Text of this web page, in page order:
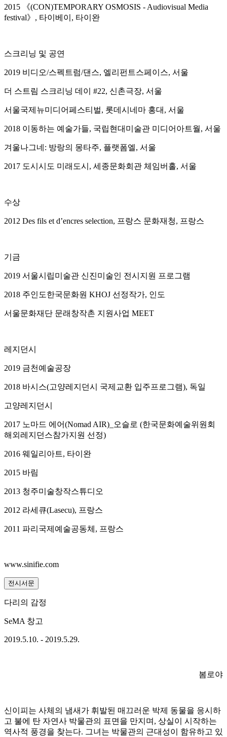
2015 《(CON)TEMPORARY OSMOSIS - Audiovisual Media
festival》, 타이베이, 타이완
스크리닝 및 공연
2019 비디오/스펙트럼/댄스, 엘리펀트스페이스, 서울
더 스트림 스크리닝 데이 #22, 신촌극장, 서울
서울국제뉴미디어페스티벌, 롯데시네마 홍대, 서울
2018 이동하는 예술가들, 국립현대미술관 미디어아트월, 서울
겨울나그네: 방랑의 몽타주, 플랫폼엘, 서울
2017 도시시도 미래도시, 세종문화회관 체임버홀, 서울
수상
2012 Des fils et d’encres selection, 프랑스 문화재청, 프랑스
기금
2019 서울시립미술관 신진미술인 전시지원 프로그램
2018 주인도한국문화원 KHOJ 선정작가, 인도
서울문화재단 문래창작촌 지원사업 MEET
레지던시
2019 금천예술공장
2018 바시스(고양레지던시 국제교환 입주프로그램), 독일
고양레지던시
2017 노마드 에어(Nomad AIR)_오슬로 (한국문화예술위원회
해외레지던스참가지원 선정)
2016 웨일리아트, 타이완
2015 바림
2013 청주미술창작스튜디오
2012 라세큐(Lasecu), 프랑스
2011 파리국제예술공동체, 프랑스
www.sinifie.com
전시서문
다리의 감정
SeMA 창고
2019.5.10. - 2019.5.29.
봄로야
신이피는 사체의 냄새가 휘발된 매끄러운 박제 동물을 응시하
고 불에 탄 자연사 박물관의 표면을 만지며, 상실이 시작하는
역사적 풍경을 찾는다. 그녀는 박물관의 근대성이 함유하고 있